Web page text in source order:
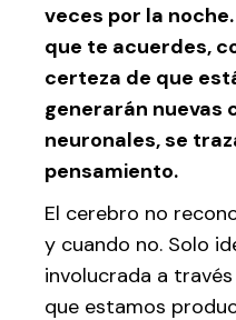
veces por la
que te acuerdes,
certeza de que
generarán nuevas
neuronales, se
pensamiento.
El cerebro no
y cuando no. Solo
involucrada a
que estamos